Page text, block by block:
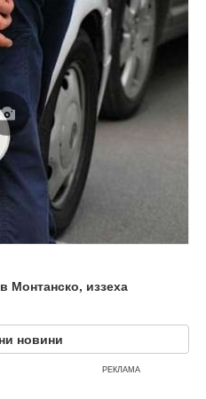
Монтанско, иззеха
новини
РЕКЛАМА